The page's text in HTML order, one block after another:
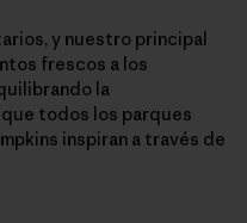
y nuestro principal
frescos a los
la
todos los parques
inspiran a través de